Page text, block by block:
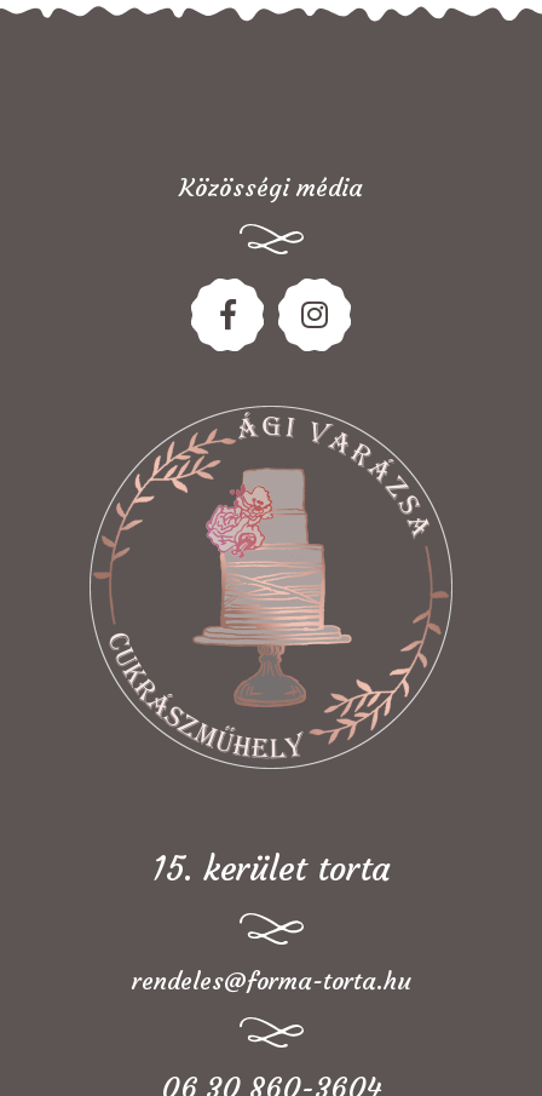
Közösségi média
15. kerület torta
rendeles@forma-torta.hu